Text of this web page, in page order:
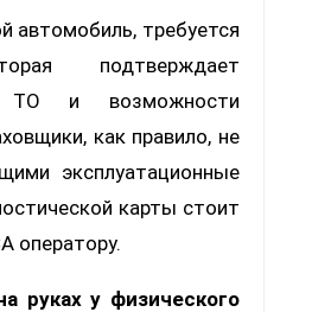
автомобиль, требуется
подтверждает
ТО и возможности
как правило, не
эксплуатационные
карты стоит
оператору.
руках у физического